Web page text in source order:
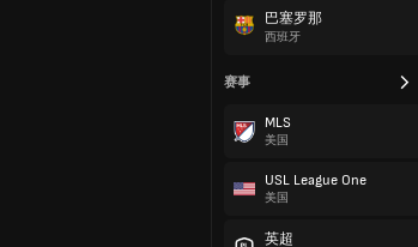
巴塞罗那
西班牙
赛事
MLS
美国
USL League One
美国
英超